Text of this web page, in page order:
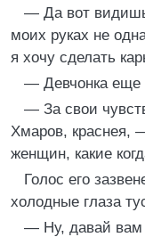
— Да вот
моих руках не
я хочу сделать
— Девчонка еще
— За свои
Хмаров, краснея,
женщин, какие
Голос его
холодные глаза
— Ну, давай вам